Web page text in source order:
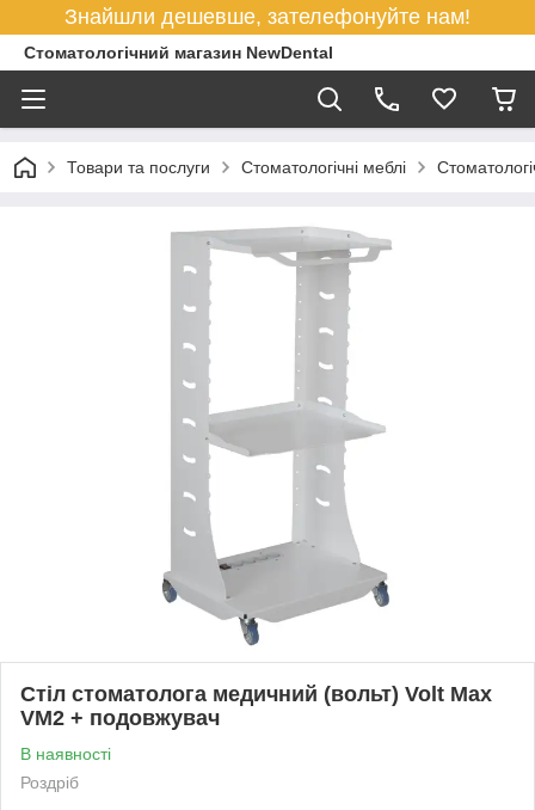
Знайшли дешевше, зателефонуйте нам!
Стоматологічний магазин NewDental
Товари та послуги Стоматологічні меблі
Стіл стоматолога медичний (вольт) Volt Max
VM2 + подовжувач
В наявності
Роздріб